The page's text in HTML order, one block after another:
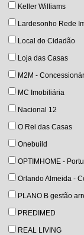
Keller Williams
Lardesonho Rede
Local do Cidadão
Loja das Casas
M2M -
MC Imobiliária
Nacional 12
O Rei das Casas
Onebuild
OPTIMHOME -
Orlando Almeida -
PLANO B gestão
PREDIMED
REAL LIVING